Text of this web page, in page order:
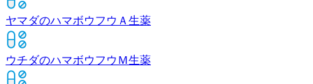
ヤマダのハマボウフウＡ 生薬
ウチダのハマボウフウＭ生薬